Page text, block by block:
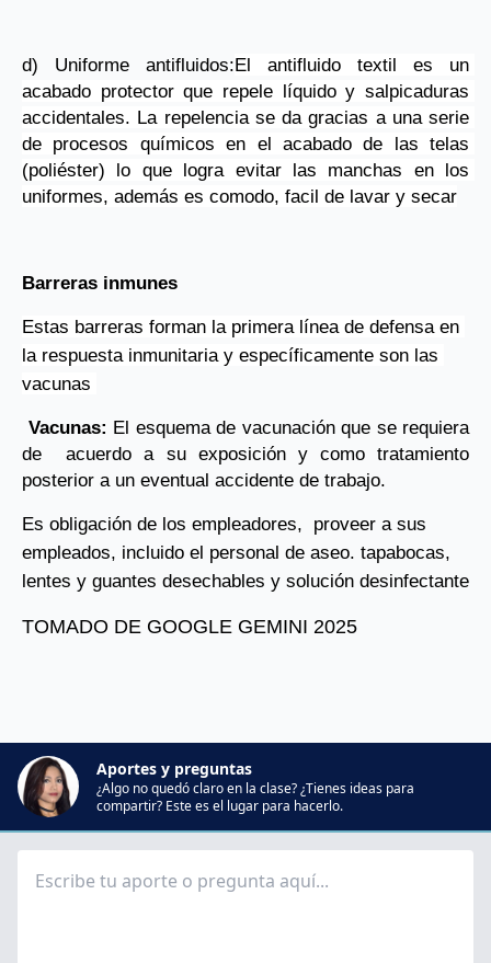
d) Uniforme antifluidos:El antifluido textil es un
acabado protector que repele líquido y salpicaduras
accidentales. La repelencia se da gracias a una serie
de procesos químicos en el acabado de las telas
(poliéster) lo que logra evitar las manchas en los
uniformes, además es comodo, facil de lavar y secar
Barreras inmunes
Estas barreras forman la primera línea de defensa en
la respuesta inmunitaria y específicamente son las
vacunas
Vacunas: El esquema de vacunación que se requiera
de  acuerdo a su exposición y como tratamiento
posterior a un eventual accidente de trabajo.
Es obligación de los empleadores,  proveer a sus
empleados, incluido el personal de aseo. tapabocas,
TOMADO DE GOOGLE GEMINI 2025
Aportes y preguntas
¿Algo no quedó claro en la clase? ¿Tienes ideas para
compartir? Este es el lugar para hacerlo.